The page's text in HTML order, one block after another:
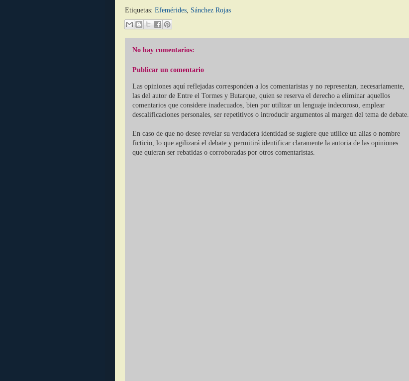
Etiquetas: Efemérides, Sánchez Rojas
No hay comentarios:
Publicar un comentario
Las opiniones aquí reflejadas corresponden a los comentaristas y no representan, necesariamente,
las del autor de Entre el Tormes y Butarque, quien se reserva el derecho a eliminar aquellos
comentarios que considere inadecuados, bien por utilizar un lenguaje indecoroso, emplear
descalificaciones personales, ser repetitivos o introducir argumentos al margen del tema de debate.
En caso de que no desee revelar su verdadera identidad se sugiere que utilice un alias o nombre
ficticio, lo que agilizará el debate y permitirá identificar claramente la autoria de las opiniones
que quieran ser rebatidas o corroboradas por otros comentaristas.